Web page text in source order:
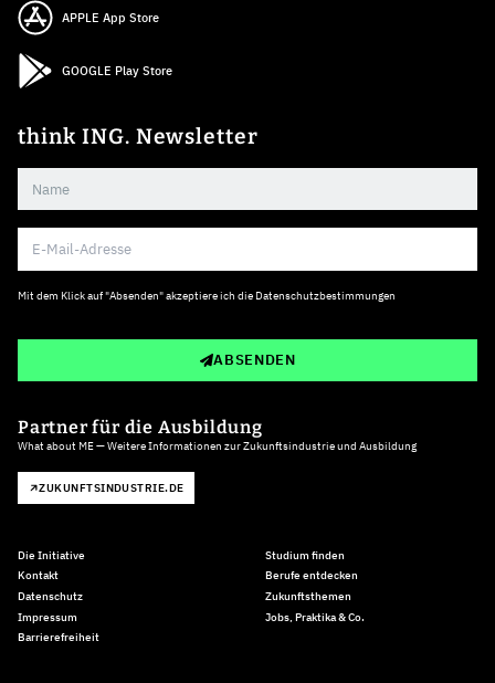
APPLE App Store
GOOGLE Play Store
think ING. Newsletter
Mit dem Klick auf "Absenden" akzeptiere ich die Datenschutzbestimmungen
ABSENDEN
Partner für die Ausbildung
What about ME — Weitere Informationen zur Zukunftsindustrie und Ausbildung
ZUKUNFTSINDUSTRIE.DE
Die Initiative
Kontakt
Datenschutz
Impressum
Barrierefreiheit
Studium finden
Berufe entdecken
Zukunftsthemen
Jobs, Praktika & Co.